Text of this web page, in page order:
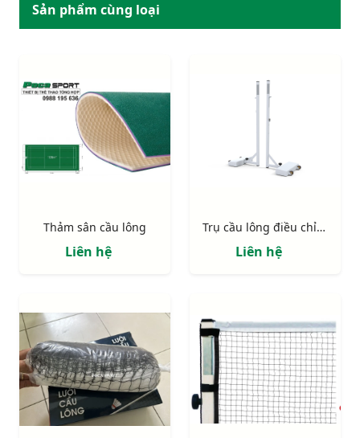
Sản phẩm cùng loại
Thảm sân cầu lông
Liên hệ
Trụ cầu lông điều chỉnh độ cao đối trọng thép S27240
Liên hệ